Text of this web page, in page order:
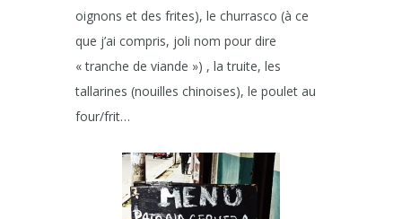
oignons et des frites), le churrasco (à ce
que j’ai compris, joli nom pour dire
« tranche de viande ») , la truite, les
tallarines (nouilles chinoises), le poulet au
four/frit…